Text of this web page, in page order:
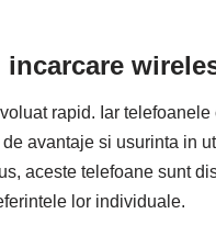
rapid. Iar
avantaje si usurinta in
aceste telefoane sunt
lor individuale.